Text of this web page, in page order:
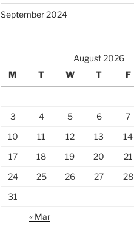
September 2024
August 2026
M
T W T F
3
4 5 6 7
10
11 12 13 14
17
18 19 20 21
24
25 26 27 28
31
« Mar